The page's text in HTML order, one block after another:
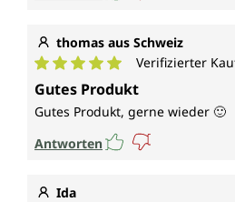
thomas aus Schweiz
Durchschnittliche Bewertung
Verifizierter
Gutes Produkt
Gutes Produkt, gerne wieder 🙂
Antworten
Ida